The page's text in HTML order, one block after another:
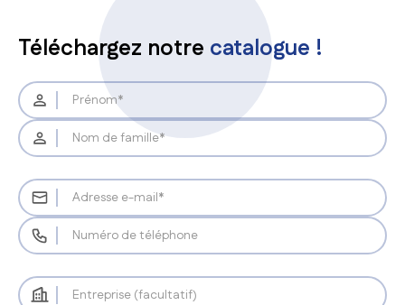
Téléchargez notre catalogue !